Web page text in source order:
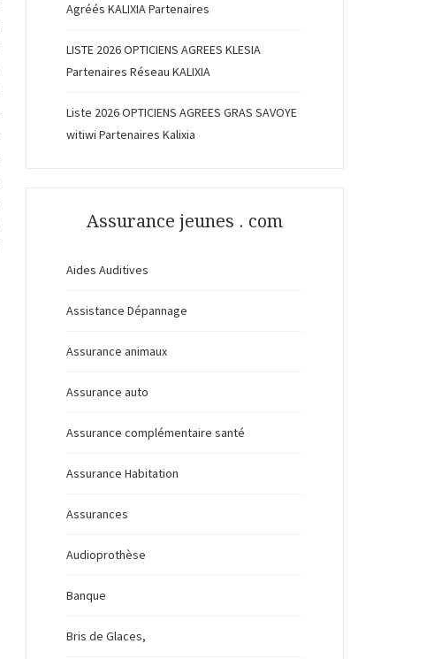
Agréés KALIXIA Partenaires
LISTE 2026 OPTICIENS AGREES KLESIA
Partenaires Réseau KALIXIA
Liste 2026 OPTICIENS AGREES GRAS SAVOYE
witiwi Partenaires Kalixia
Assurance jeunes . com
Aides Auditives
Assistance Dépannage
Assurance animaux
Assurance auto
Assurance complémentaire santé
Assurance Habitation
Assurances
Audioprothèse
Banque
Bris de Glaces,